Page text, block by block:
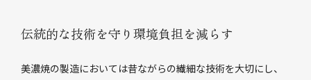
伝統的な技術を守り環境負担を減らす
美濃焼の製造においては昔ながらの繊細な技術を大切にし、